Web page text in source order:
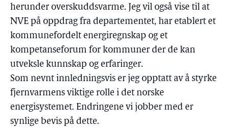
herunder overskuddsvarme. Jeg vil også vise til at
NVE på oppdrag fra departementet, har etablert et
kommunefordelt energiregnskap og et
kompetanseforum for kommuner der de kan
utveksle kunnskap og erfaringer.
Som nevnt innledningsvis er jeg opptatt av å styrke
fjernvarmens viktige rolle i det norske
energisystemet. Endringene vi jobber med er
synlige bevis på dette.